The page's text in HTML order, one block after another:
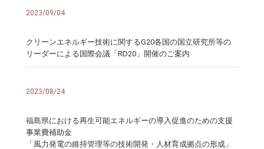
2023/09/04
クリーンエネルギー技術に関するG20各国の国立研究所等の
リーダーによる国際会議「RD20」開催のご案内
2023/08/24
福島県における再生可能エネルギーの導入促進のための支援
事業費補助金
「風力発電の維持管理等の技術開発・人材育成拠点の形成」